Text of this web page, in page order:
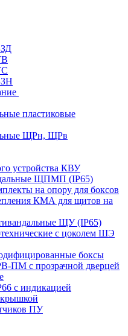
пластиковые
ЩРн, ЩРв
устройства КВУ
ЩПМП (IP65)
на опору для боксов
КМА для щитов на
ЩУ (IP65)
с цоколем ШЭ
боксы
с прозрачной дверцей
с индикацией
ПУ